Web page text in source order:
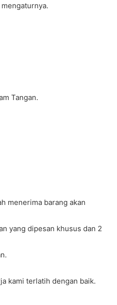
Tangan.
menerima barang akan
yang dipesan khusus dan 2
kami terlatih dengan baik.